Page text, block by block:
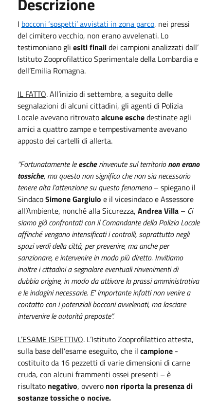
I bocconi ‘sospetti’ avvistati in zona parco, nei pressi
del cimitero vecchio, non erano avvelenati. Lo
testimoniano gli esiti finalidei campioni analizzati dall’
Istituto Zooprofilattico Sperimentale della Lombardia e
dell’Emilia Romagna.
IL FATTO. All’inizio di settembre, a seguito delle
segnalazioni di alcuni cittadini, gli agenti di Polizia
Locale avevano ritrovatoalcune eschedestinate agli
amici a quattro zampe e tempestivamente avevano
apposto dei cartelli di allerta.
“Fortunatamente leescherinvenute sul territorionon erano
tossiche, ma questo non significa che non sia necessario
tenere alta l’attenzione su questo fenomeno– spiegano il
SindacoSimone Gargiulo e il vicesindaco e Assessore
all’Ambiente, nonché alla Sicurezza, Andrea Villa – Ci
siamo già confrontati con il Comandante della Polizia Locale
affinché vengano intensificati i controlli, soprattutto negli
spazi verdi della città, per prevenire, ma anche per
sanzionare, e intervenire in modo più diretto. Invitiamo
inoltre i cittadini a segnalare eventuali rinvenimenti di
dubbia origine, in modo da attivare la prassi amministrativa
e le indagini necessarie. E' importante infatti non venire a
contatto con i potenziali bocconi avvelenati, ma lasciare
intervenire le autorità preposte”.
L’ESAME ISPETTIVO. L’Istituto Zooprofilattico attesta,
sulla base dell’esame eseguito, che il campione -
costituito da 16 pezzetti di varie dimensioni di carne
cruda, con alcuni frammenti ossei presenti – è
risultato negativo, ovvero non riporta la presenza di
sostanze tossiche o nocive.